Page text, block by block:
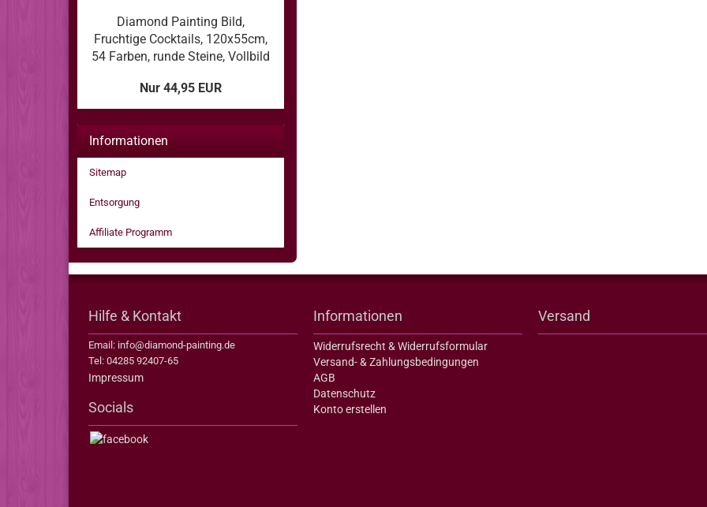
Diamond Painting Bild,
Fruchtige Cocktails, 120x55cm,
54 Farben, runde Steine, Vollbild
Nur 44,95 EUR
Informationen
Sitemap
Entsorgung
Affiliate Programm
Hilfe & Kontakt
Email: info@diamond-painting.de
Tel: 04285 92407-65
Impressum
Socials
Informationen
Widerrufsrecht & Widerrufsformular
Versand- & Zahlungsbedingungen
AGB
Datenschutz
Konto erstellen
Versand